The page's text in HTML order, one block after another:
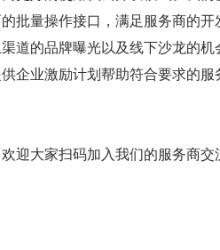
批量操作接口，满足服务商的
道的品牌曝光以及线下沙龙的
企业激励计划帮助符合要求的
迎大家扫码加入我们的服务商